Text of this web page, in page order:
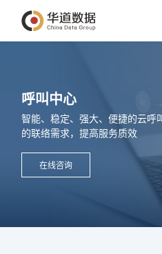
呼叫中心
智能、稳定、强大、便捷的云呼
的联络需求，提高服务质效
在线咨询